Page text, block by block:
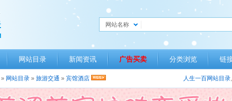
网站名称
网站目录 新闻资讯 广告买卖 分类浏览 链
人生一百网站目录,
» 网站目录 » 旅游交通 » 宾馆酒店